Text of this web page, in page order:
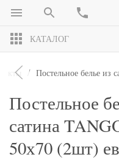
КАТАЛОГ
Постельное белье из
Постельное
сатина
50х70 (2шт)